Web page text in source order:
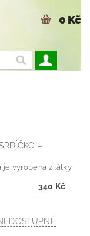
0 Kč
–
je vyrobena z látky
340 Kč